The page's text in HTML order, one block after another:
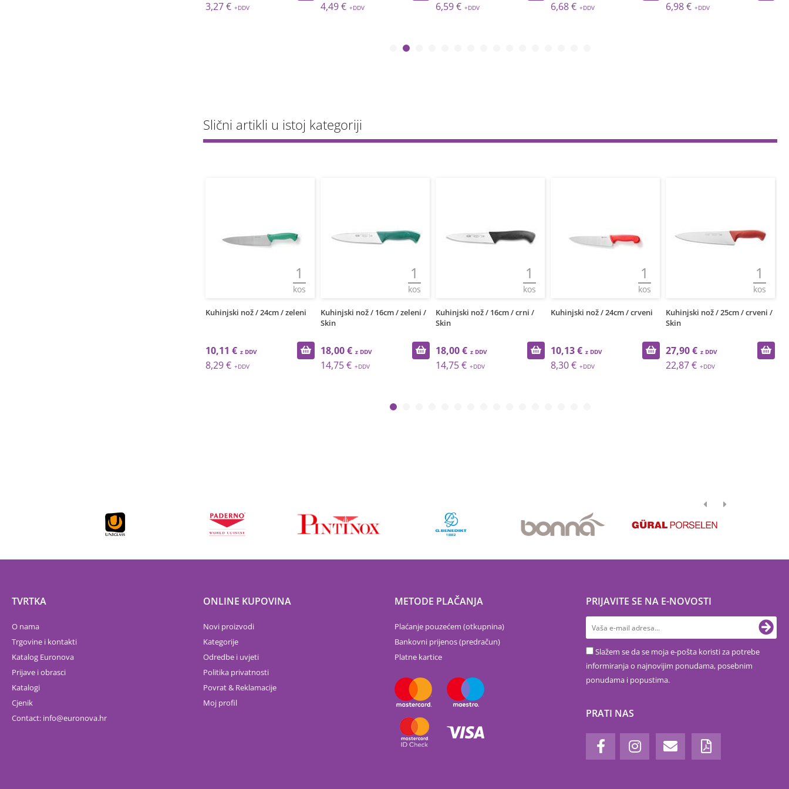
3,27 €
4,49 €
6,59 €
6,68 €
6,98 €
Slični artikli u istoj kategoriji
Kuhinjski nož / 24cm / zeleni
Kuhinjski nož / 16cm / zeleni /
18,00 €
14,75 €
Kuhinjski nož / 16cm / crni /
18,00 €
14,75 €
Kuhinjski nož / 24cm / crveni
10,13 €
8,30 €
Kuhinjski nož / 25cm / crveni /
27,90 €
22,87 €
Kuhinjski nož / 21cm /
25,35 €
20,78 €
TVRTKA
O nama
Trgovine i kontakti
Katalog Euronova
Prijave i obrasci
Katalogi
Cjenik
Contact: info euronova.hr
ONLINE KUPOVINA
Novi proizvodi
Kategorije
Odredbe i uvjeti
Politika privatnosti
Povrat & Reklamacije
Moj profil
METODE PLAČANJA
Plaćanje pouzećem (otkupnina)
Bankovni prijenos (predračun)
Platne kartice
PRIJAVITE SE NA E-NOVOSTI
Slažem se da se moja e-pošta koristi za potrebe
informiranja o najnovijim ponudama, posebnim
ponudama i popustima.
PRATI NAS